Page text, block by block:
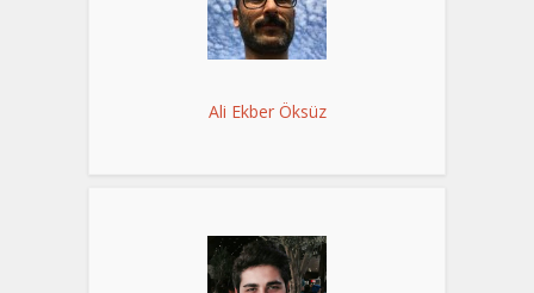
Ali Ekber Öksüz